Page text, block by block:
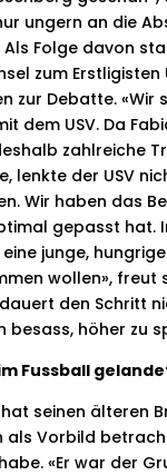
ungern an die
Als Folge davon
zum Erstligisten
zur Debatte. «Wir
dem USV. Da
zahlreiche
lenkte der USV
Wir haben das
gepasst hat.
junge,
wollen», freut
den Schritt
besass, höher zu
Fussball
seinen älteren
als Vorbild
«Er war der